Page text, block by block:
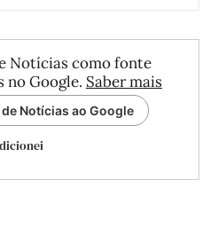
Notícias como fonte
no Google. Saber mais
Notícias ao Google